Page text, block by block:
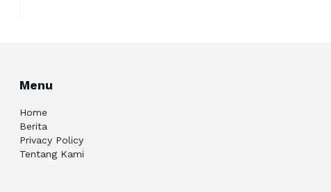
Menu
Home
Berita
Privacy Policy
Tentang Kami